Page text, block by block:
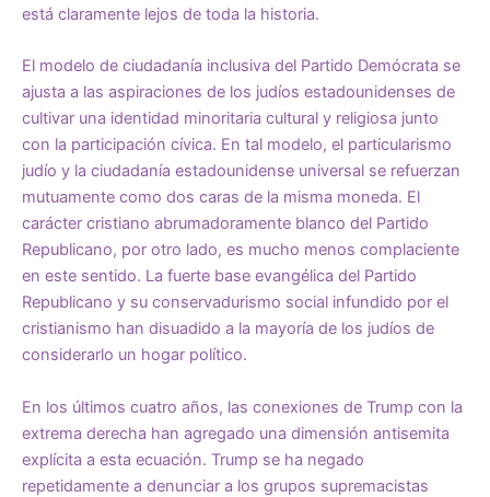
está claramente lejos de toda la historia.
El modelo de ciudadanía inclusiva del Partido Demócrata se
ajusta a las aspiraciones de los judíos estadounidenses de
cultivar una identidad minoritaria cultural y religiosa junto
con la participación cívica. En tal modelo, el particularismo
judío y la ciudadanía estadounidense universal se refuerzan
mutuamente como dos caras de la misma moneda. El
carácter cristiano abrumadoramente blanco del Partido
Republicano, por otro lado, es mucho menos complaciente
en este sentido. La fuerte base evangélica del Partido
Republicano y su conservadurismo social infundido por el
cristianismo han disuadido a la mayoría de los judíos de
considerarlo un hogar político.
En los últimos cuatro años, las conexiones de Trump con la
extrema derecha han agregado una dimensión antisemita
explícita a esta ecuación. Trump se ha negado
repetidamente a denunciar a los grupos supremacistas